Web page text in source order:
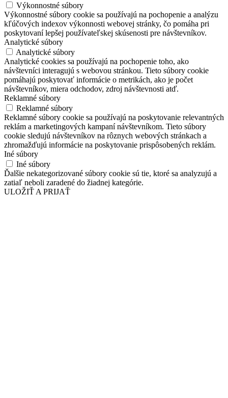
Výkonnostné súbory
Výkonnostné súbory cookie sa používajú na pochopenie a analýzu
kľúčových indexov výkonnosti webovej stránky, čo pomáha pri
poskytovaní lepšej používateľskej skúsenosti pre návštevníkov.
Analytické súbory
Analytické súbory
Analytické cookies sa používajú na pochopenie toho, ako
návštevníci interagujú s webovou stránkou. Tieto súbory cookie
pomáhajú poskytovať informácie o metrikách, ako je počet
návštevníkov, miera odchodov, zdroj návštevnosti atď.
Reklamné súbory
Reklamné súbory
Reklamné súbory cookie sa používajú na poskytovanie relevantných
reklám a marketingových kampaní návštevníkom. Tieto súbory
cookie sledujú návštevníkov na rôznych webových stránkach a
zhromažďujú informácie na poskytovanie prispôsobených reklám.
Iné súbory
Iné súbory
Ďalšie nekategorizované súbory cookie sú tie, ktoré sa analyzujú a
zatiaľ neboli zaradené do žiadnej kategórie.
ULOŽIŤ A PRIJAŤ